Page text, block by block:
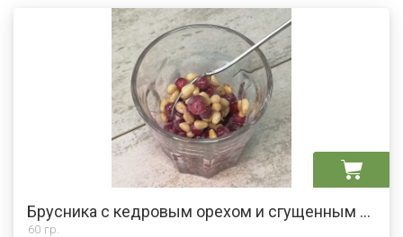
Брусника с кедровым орехом и сгущенным молоком
60 гр.